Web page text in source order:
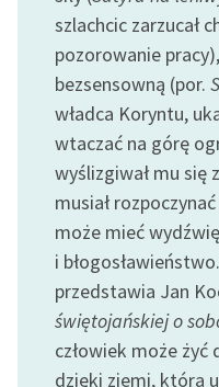
skandynawskiej literatury
feministycznej
Ręce pełne poezji
Kolekcje edukacyjne
twórców przechodzących
do domeny publicznej,
lektur szkolnych oraz
Starego Testamentu
Odkurzamy bohaterów
Szkoła Poezji Wolnych
Lektur
szlachcic zarzucał
pozorowanie
bezsensowną (por.
władca Koryntu,
wtaczać na górę
wyślizgiwał mu się
musiał
może mieć
i
przedstawia Jan
świętojańskiej o
człowiek może
dzięki ziemi, którą